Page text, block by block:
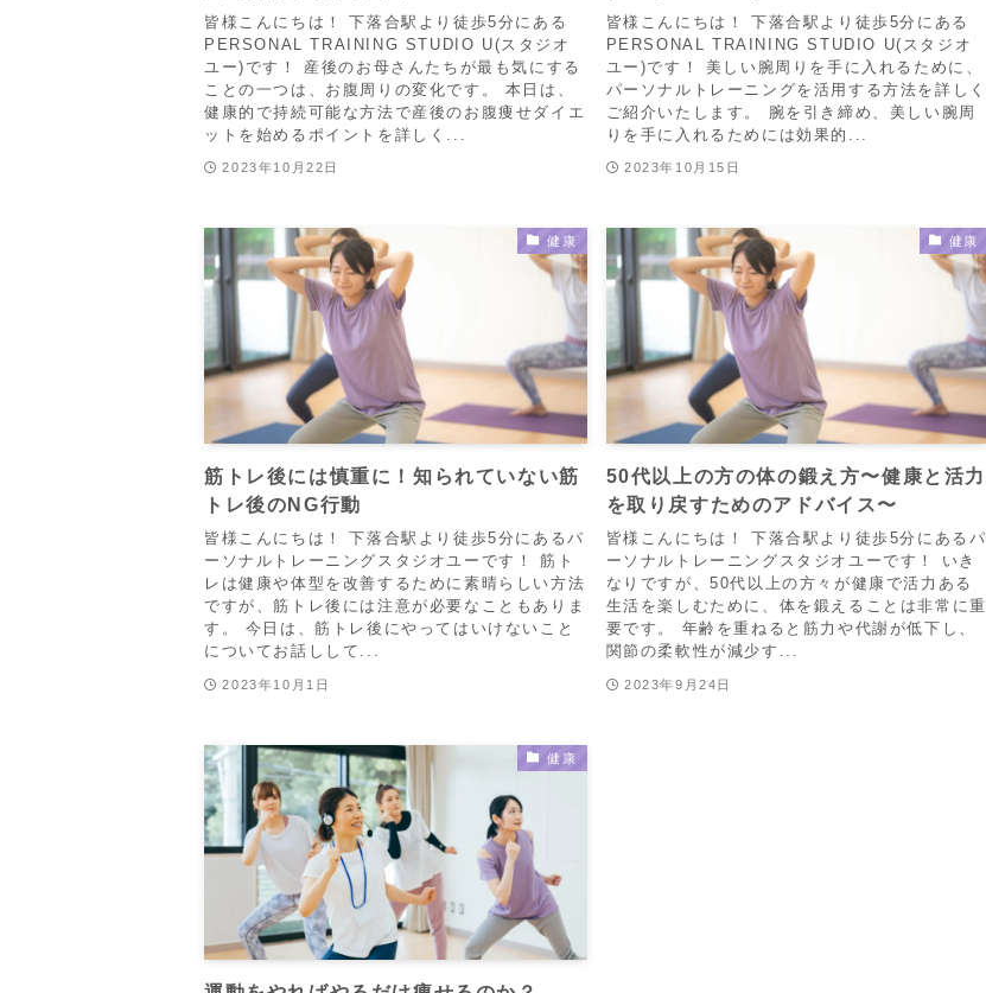
皆様こんにちは！ 下落合駅より徒歩5分にある
PERSONAL TRAINING STUDIO U(スタジオ
ユー)です！ 産後のお母さんたちが最も気にする
ことの一つは、お腹周りの変化です。 本日は、
健康的で持続可能な方法で産後のお腹痩せダイエ
ットを始めるポイントを詳しく...
2023年10月22日
皆様こんにちは！ 下落合駅より徒歩5分にある
PERSONAL TRAINING STUDIO U(スタジオ
ユー)です！ 美しい腕周りを手に入れるために、
パーソナルトレーニングを活用する方法を詳しく
ご紹介いたします。 腕を引き締め、美しい腕周
りを手に入れるためには効果的...
2023年10月15日
健康
筋トレ後には慎重に！知られていない筋
トレ後のNG行動
皆様こんにちは！ 下落合駅より徒歩5分にあるパ
ーソナルトレーニングスタジオユーです！ 筋ト
レは健康や体型を改善するために素晴らしい方法
ですが、筋トレ後には注意が必要なこともありま
す。 今日は、筋トレ後にやってはいけないこと
についてお話しして...
2023年10月1日
健康
50代以上の方の体の鍛え方〜健康と活力
を取り戻すためのアドバイス〜
皆様こんにちは！ 下落合駅より徒歩5分にあるパ
ーソナルトレーニングスタジオユーです！ いき
なりですが、50代以上の方々が健康で活力ある
生活を楽しむために、体を鍛えることは非常に重
要です。 年齢を重ねると筋力や代謝が低下し、
関節の柔軟性が減少す...
2023年9月24日
健康